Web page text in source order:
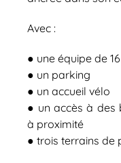
Avec :
● une équipe de
● un parking
● un accueil vélo
● un accès à des
à proximité
● trois terrains de